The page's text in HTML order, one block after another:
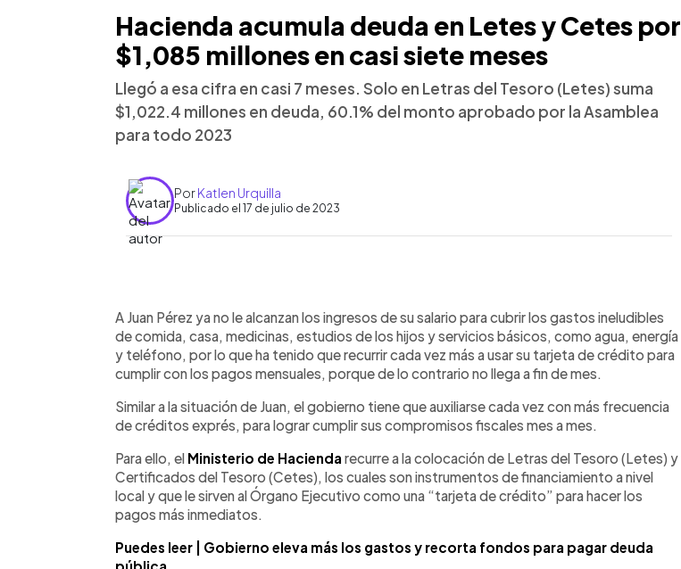
Hacienda acumula deuda en Letes y Cetes por
$1,085 millones en casi siete meses
Llegó a esa cifra en casi 7 meses. Solo en Letras del Tesoro (Letes) suma
$1,022.4 millones en deuda, 60.1% del monto aprobado por la Asamblea
para todo 2023
PorKatlen Urquilla
Publicado el 17 de julio de 2023
► Escuchar artículo
A Juan Pérez ya no le alcanzan los ingresos de su salario para cubrir los gastos ineludibles
de comida, casa, medicinas, estudios de los hijos y servicios básicos, como agua, energía
y teléfono, por lo que ha tenido que recurrir cada vez más a usar su tarjeta de crédito para
cumplir con los pagos mensuales, porque de lo contrario no llega a fin de mes.
Similar a la situación de Juan, el gobierno tiene que auxiliarse cada vez con más frecuencia
de créditos exprés, para lograr cumplir sus compromisos fiscales mes a mes.
Para ello, el Ministerio de Hacienda recurre a la colocación de Letras del Tesoro (Letes) y
Certificados del Tesoro (Cetes), los cuales son instrumentos de financiamiento a nivel
local y que le sirven al Órgano Ejecutivo como una “tarjeta de crédito” para hacer los
pagos más inmediatos.
Puedes leer | Gobierno eleva más los gastos y recorta fondos para pagar deuda